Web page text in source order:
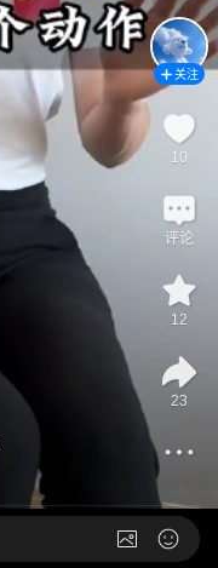
关注
10
评论
12
23